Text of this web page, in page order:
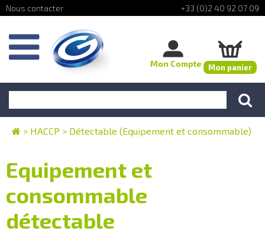
+33 (0)2 40 92 07 09
Mon Compte Mon panier
> HACCP > Détectable (Equipement et consommable)
Equipement et
consommable
détectable